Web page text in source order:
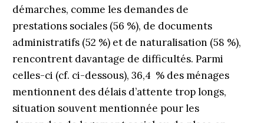
démarches, comme les demandes de
prestations sociales (56 %), de documents
administratifs (52 %) et de naturalisation (58 %),
rencontrent davantage de difficultés. Parmi
celles-ci (cf. ci-dessous), 36,4 % des ménages
mentionnent des délais d’attente trop longs,
situation souvent mentionnée pour les